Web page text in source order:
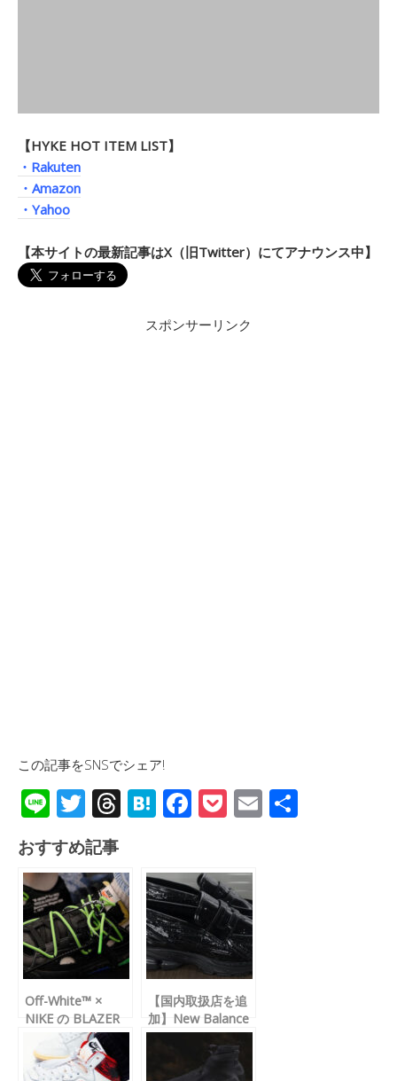
【HYKE HOT ITEM LIST】
・Rakuten
・Amazon
・Yahoo
【本サイトの最新記事はX（旧Twitter）にてアナウンス中】
スポンサーリンク
この記事をSNSでシェア!
Li
n
e
T
wi
tt
er
T
a
d
s
H
n
a
F
b
o
o
k
P
et
E
おすすめ記事
Off-White™ ×
NIKE の BLAZER
“Black/Electro
Green” が発売
【国内取扱店を追
加】New Balance
1906L “Black
Croc” が11月12日
(水)発売